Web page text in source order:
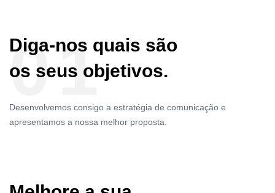
01
Diga-nos quais são
os seus objetivos.
Desenvolvemos consigo a estratégia de comunicação e
apresentamos a nossa melhor proposta.